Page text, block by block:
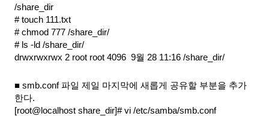
/share_dir
# touch 111.txt
# chmod 777 /share_dir/
# ls -ld /share_dir/
drwxrwxrwx 2 root root 4096  9월 28 11:16 /share_dir/
■ smb.conf 파일 제일 마지막에 새롭게 공유할 부분을 추가
한다.
[root@localhost share_dir]# vi /etc/samba/smb.conf